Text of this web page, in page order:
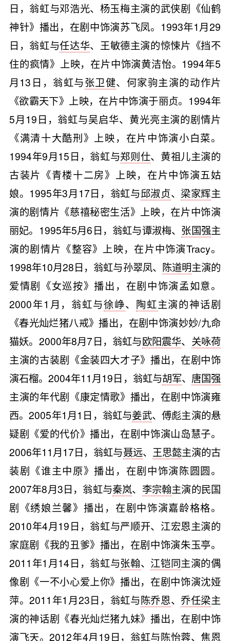
日，翁虹与邓浩光、杨玉梅主演的武侠剧《仙鹤
神针》播出，在剧中饰演苏飞凤。1993年1月29
日，翁虹与任达华、王敏德主演的惊悚片《挡不
住的疯情》上映，在片中饰演黄洁怡。1994年5
月13日，翁虹与张卫健、何家驹主演的动作片
《欲霸天下》上映，在片中饰演于丽贞。1994年
5月19日，翁虹与吴启华、黄光亮主演的剧情片
《满清十大酷刑》上映，在片中饰演小白菜。
1994年9月15日，翁虹与郑则仕、黄祖儿主演的
古装片《青楼十二房》上映，在片中饰演五姑
娘。1995年3月17日，翁虹与邱淑贞、 梁家辉主
演的剧情片《慈禧秘密生活》上映，在片中饰演
丽妃。1995年5月6日，翁虹与谭淑梅、 张国强主
演的剧情片《整容》上映，在片中饰演Tracy。
1998年10月28日，翁虹与孙翠凤、 陈道明主演的
爱情剧《女巡按》播出，在剧中饰演孟如意。
2000年1月，翁虹与徐峥、 陶虹主演的神话剧
《春光灿烂猪八戒》播出，在剧中饰演妙妙/九命
猫妖。2000年8月7日，翁虹与欧阳震华、 关咏荷
主演的古装剧《金装四大才子》播出，在剧中饰
演石榴。2004年11月19日，翁虹与胡军、 唐国强
主演的年代剧《康定情歌》播出，在剧中饰演雍
西。2005年1月1日，翁虹与姜武、傅彪主演的悬
疑剧《爱的代价》播出，在剧中饰演山岛慧子。
2006年11月17日，翁虹与聂远、 王思懿主演的古
装剧《谁主中原》播出，在剧中饰演陈圆圆。
2007年8月3日，翁虹与秦岚、 李宗翰主演的民国
剧《绣娘兰馨》播出，在剧中饰演嘉龄格格。
2010年4月19日，翁虹与严顺开、江宏恩主演的
家庭剧《我的丑爹》播出，在剧中饰演朱玉亭。
2011年1月14日，翁虹与张翰、 江铠同主演的偶
像剧《一不小心爱上你》播出，在剧中饰演沈娅
萍。2011年1月23日，翁虹与陈乔恩、乔任梁主
演的神话剧《春光灿烂猪九妹》播出，在剧中饰
演飞天。2012年4月19日，翁虹与陈怡蓉、焦恩